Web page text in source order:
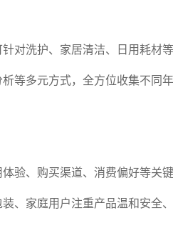
对洗护、家居清洁、日用耗材
等多元方式，全方位收集不同
验、购买渠道、消费偏好等关
、家庭用户注重产品温和安全